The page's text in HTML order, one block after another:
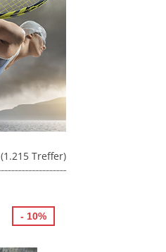
(1.215 Treffer)
- 10%